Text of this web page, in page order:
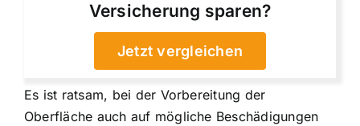
Versicherung sparen?
Jetzt vergleichen
Es ist ratsam, bei der Vorbereitung der
Oberfläche auch auf mögliche Beschädigungen